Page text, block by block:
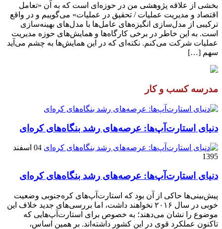
بخشی از علاقه پژوهشی من در حوزه‌ای است که به آن «تعامل
اقتصاد و مدیریت عملیات / تحقیق در عملیات» می‌گوییم و در واقع
ترکیبی از مدل‌سازی انگیزه‌های عامل‌ها با مدل‌های بهینه‌سازی
است. به این خاطر در برخی کارگاه‌ها و همایش‌های حوزه مدیریت
عملیات شرکت می‌کنم. نکته‌ای که در این همایش‌ها به چشم می‌آید
سهم […]
مدرسه کسب و کار
دنیای استارت‌آپ‌ها: عرصه‌های رشد بنگاه‌های کره‌ای‌
04 اسفند
1395
دنیای استارت‌آپ‌ها: عرصه‌های رشد بنگاه‌های کره‌ای‌
پیش‌بینی‌ها حاکی از آن بود که استارت‌آپ‌های کره‌جنوبی وضعیت
خوبی در سال ۲۰۱۶ نخواهند داشت، اما بررسی‌های جدید خلاف این
موضوع را نشان می‌دهند؛ به خصوص برای استارت‌آپ‌هایی که
تاکنون عملکرد قوی در این کشور داشته‌اند. بر همین اساس،